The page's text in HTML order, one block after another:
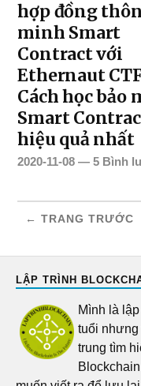
hợp đồng
minh Smart
Contract với
Ethernaut
Cách học bảo
Smart
hiệu quả nhất
2020-11-08 —5 Bình
← TRANG TRƯỚC
LẬP TRÌNH
Mình là
tuổi nhưng
trung tìm